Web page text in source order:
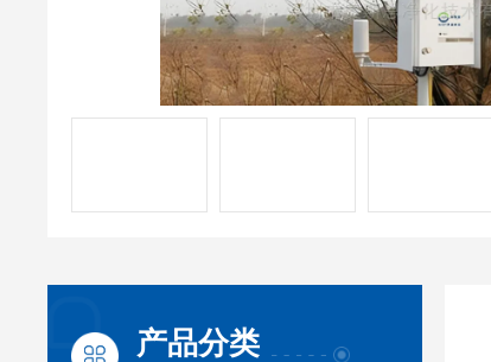
产品分类